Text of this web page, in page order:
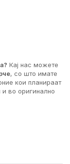
Кај нас можете
, со што имате
кои планираат
во оригинално